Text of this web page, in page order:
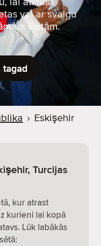
lai atklātu
vai ar svaigu
vietām.
› Eskişehir
Turcijas
kur atrast
kurieni lai kopā
Lūk labākās